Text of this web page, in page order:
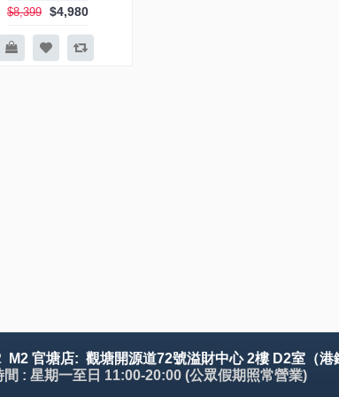
$8,399 $4,980
M2 官塘店: 觀塘開源道72號溢財中心 2樓 D2室（港
間 : 星期一至日 11:00-20:00 (公眾假期照常營業)